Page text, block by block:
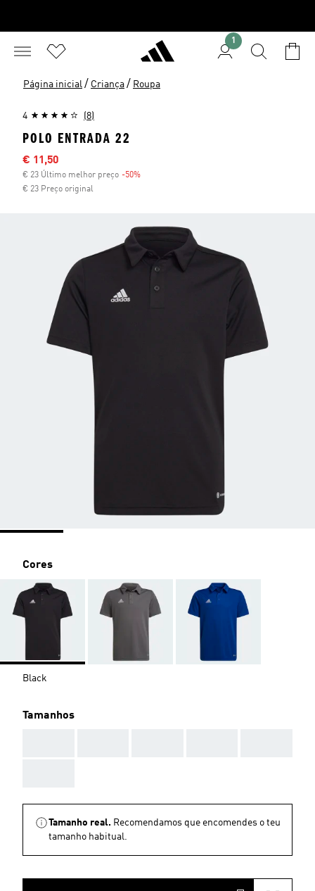
1
Página inicial / Criança / Roupa
4 (8)
POLO ENTRADA 22
Preço com desconto
€ 11,50
€ 23 Último melhor preço -50%
€ 23 Preço original
Cores
Black
Tamanhos
Tamanho real. Recomendamos que encomendes o teu
tamanho habitual.